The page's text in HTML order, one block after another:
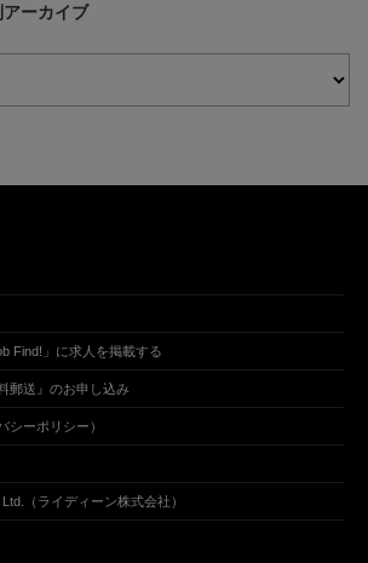
ーカイブ
Find!」に求人を掲載する
郵送』のお申し込み
シーポリシー）
（ライディーン株式会社）